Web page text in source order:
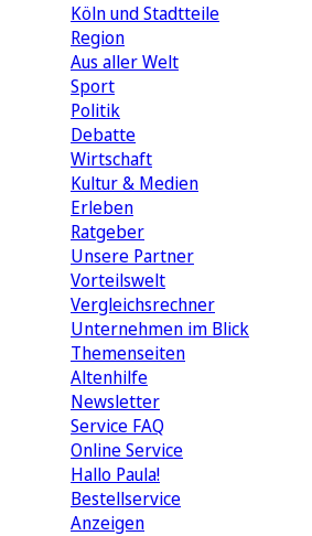
Köln und Stadtteile
Region
Aus aller Welt
Sport
Politik
Debatte
Wirtschaft
Kultur & Medien
Erleben
Ratgeber
Unsere Partner
Vorteilswelt
Vergleichsrechner
Unternehmen im Blick
Themenseiten
Altenhilfe
Newsletter
Service FAQ
Online Service
Hallo Paula!
Bestellservice
Anzeigen